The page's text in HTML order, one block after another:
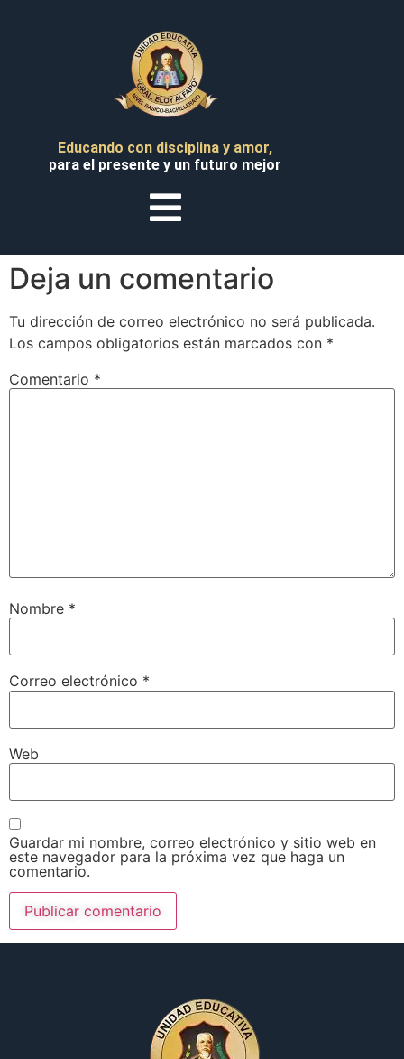
Educando con disciplina y amor,
para el presente y un futuro mejor
Deja un comentario
Tu dirección de correo electrónico no será publicada.
Los campos obligatorios están marcados con *
Comentario *
Nombre *
Correo electrónico *
Web
Guardar mi nombre, correo electrónico y sitio web en
este navegador para la próxima vez que haga un
comentario.